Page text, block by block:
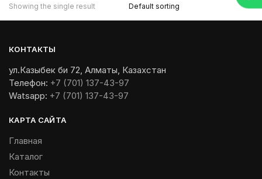
Showing the single result
КОНТАКТЫ
ул.Казыбек би 72, Алматы, Казахстан
Телефон: +7 (701) 137-43-97
Watsapp: +7 (701) 137-43-97
КАРТА САЙТА
Главная
Каталог
Контакты